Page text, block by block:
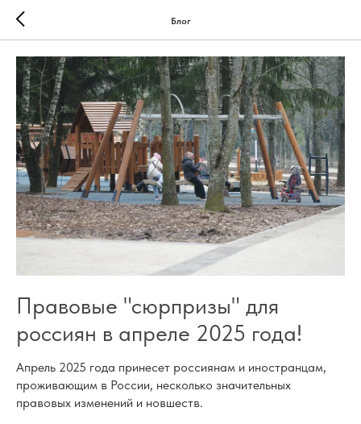
Блог
Правовые "сюрпризы" для
россиян в апреле 2025 года!
Апрель 2025 года принесет россиянам и иностранцам,
проживающим в России, несколько значительных
правовых изменений и новшеств.